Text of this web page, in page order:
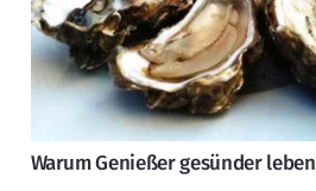
Warum Genießer gesünder leben